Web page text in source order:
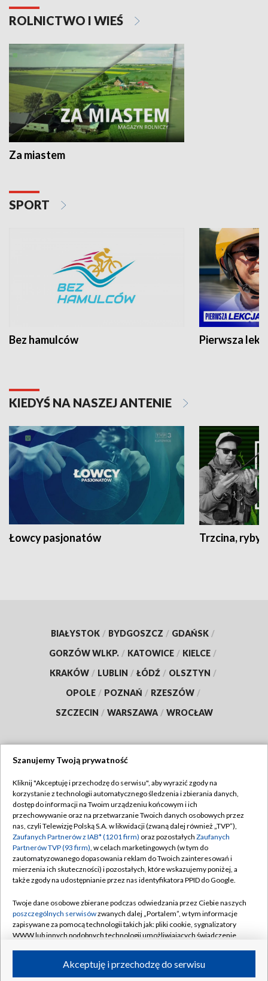
ROLNICTWO I WIEŚ
Za miastem
SPORT
Bez hamulców Pierwsza
KIEDYŚ NA NASZEJ ANTENIE
Łowcy pasjonatów Trzcina, ryby
BIAŁYSTOK / BYDGOSZCZ / GDAŃSK /
GORZÓW WLKP. / KATOWICE / KIELCE /
KRAKÓW / LUBLIN / ŁÓDŹ / OLSZTYN /
OPOLE / POZNAŃ / RZESZÓW /
SZCZECIN / WARSZAWA / WROCŁAW
TVP
Abonament TVP
Emisja w TVP
Centrum informacji TVP
Naziemna Telewizja Cyfrowa
Rada Programowa
System NOS
Informacje o nadawcy
Program dla prasy
Regulamin TVP
Polityka prywatności
Moje zgody
Pomoc
Kontakt
Kanały
Szanujemy Twoją prywatność
Kliknij "Akceptuję i przechodzę do serwisu", aby wyrazić zgody na
korzystanie z technologii automatycznego śledzenia i zbierania danych,
dostęp do informacji na Twoim urządzeniu końcowym i ich
przechowywanie oraz na przetwarzanie Twoich danych osobowych przez
nas, czyli Telewizję Polską S.A. w likwidacji (zwaną dalej również „TVP”),
Zaufanych Partnerów z IAB* (1201 firm) oraz pozostałych Zaufanych
Partnerów TVP (93 firm), w celach marketingowych (w tym do
zautomatyzowanego dopasowania reklam do Twoich zainteresowań i
mierzenia ich skuteczności) i pozostałych, które wskazujemy poniżej, a
także zgody na udostępnianie przez nas identyfikatora PPID do Google.
Twoje dane osobowe zbierane podczas odwiedzania przez Ciebie naszych
poszczególnych serwisówzwanych dalej „Portalem”, w tym informacje
zapisywane za pomocą technologii takich jak: pliki cookie, sygnalizatory
WWW lub innych podobnych technologii umożliwiających świadczenie
ruchu w Internecie.Akceptuję i przechodzę do serwisu